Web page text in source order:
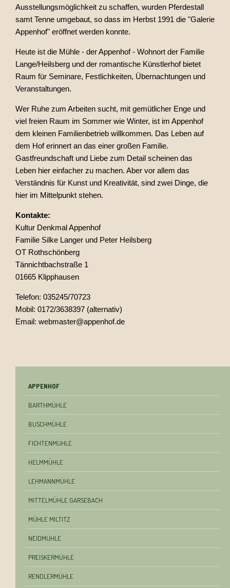
Ausstellungsmöglichkeit zu schaffen, wurden Pferdestall
samt Tenne umgebaut, so dass im Herbst 1991 die "Galerie
Appenhof" eröffnet werden konnte.
Heute ist die Mühle - der Appenhof - Wohnort der Familie
Lange/Heilsberg und der romantische Künstlerhof bietet
Raum für Seminare, Festlichkeiten, Übernachtungen und
Veranstaltungen.
Wer Ruhe zum Arbeiten sucht, mit gemütlicher Enge und
viel freien Raum im Sommer wie Winter, ist im Appenhof
dem kleinen Familienbetrieb willkommen. Das Leben auf
dem Hof erinnert an das einer großen Familie.
Gastfreundschaft und Liebe zum Detail scheinen das
Leben hier einfacher zu machen. Aber vor allem das
Verständnis für Kunst und Kreativität, sind zwei Dinge, die
hier im Mittelpunkt stehen.
Kontakte:
Kultur Denkmal Appenhof
Familie Silke Langer und Peter Heilsberg
OT Rothschönberg
Tännichtbachstraße 1
01665 Klipphausen
Telefon: 035245/70723
Mobil: 0172/3638397 (alternativ)
Email: webmaster@appenhof.de
Navigation
überspringen
APPENHOF
BARTHMÜHLE
BUSCHMÜHLE
FICHTENMÜHLE
HELMMÜHLE
LEHMANNMÜHLE
MITTELMÜHLE GARSEBACH
MÜHLE MILTITZ
NEIDMÜHLE
PREISKERMÜHLE
RENDLERMÜHLE